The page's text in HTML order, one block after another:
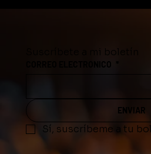
Suscríbete a mi boletín
CORREO ELECTRONICO
ENVIAR
Sí, suscríbeme a tu